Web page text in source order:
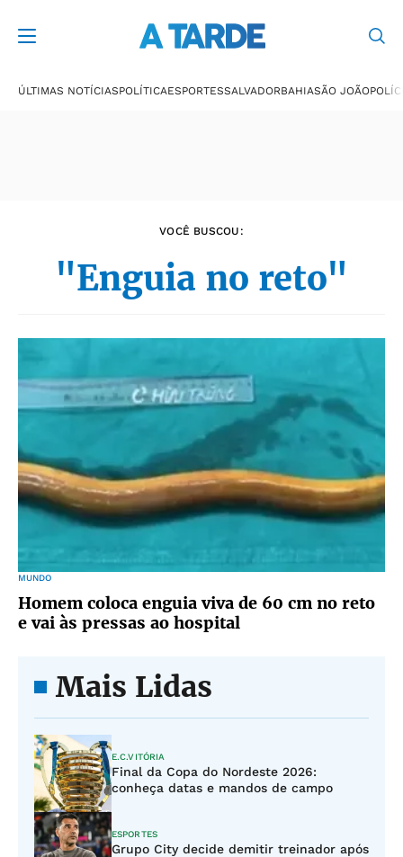
ÚLTIMAS NOTÍCIASPOLÍTICAESPORTESSALVADORBAHIASÃO JOÃO
VOCÊ BUSCOU:
"Enguia no reto"
MUNDO
Homem coloca enguia viva de 60 cm no reto
e vai às pressas ao hospital
Mais Lidas
E.C.VITÓRIA
Final da Copa do Nordeste 2026:
conheça datas e mandos de campo
ESPORTES
Grupo City decide demitir treinador após